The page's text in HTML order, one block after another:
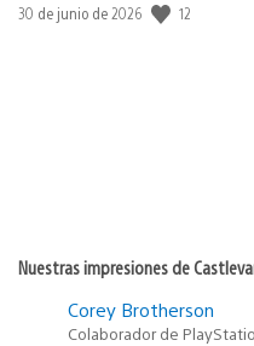
Fecha
30 de junio de 2026 12
Nuestras impresiones de
Corey Brotherson
Colaborador de